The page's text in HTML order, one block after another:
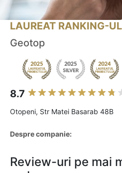
LAUREAT RANKING-
Geotop
8.7
Otopeni, Str Matei Basarab 48B
Despre companie:
Review-uri pe mai